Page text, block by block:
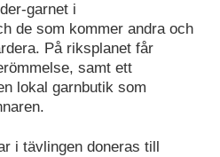
garnet i
de som kommer andra och
På riksplanet får
samt ett
lokal garnbutik som
i tävlingen doneras till